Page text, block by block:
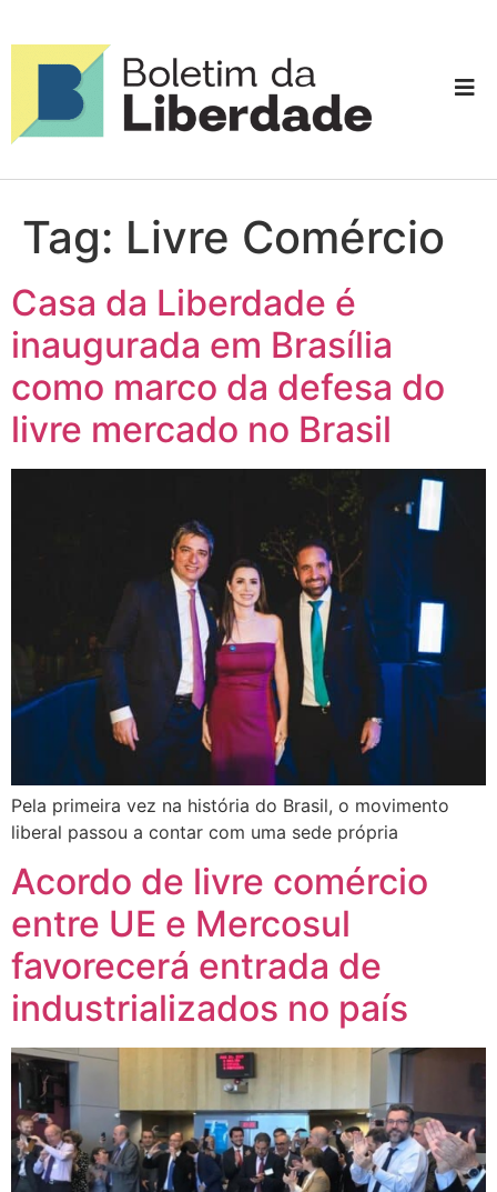
Tag: Livre Comércio
Casa da Liberdade é
inaugurada em Brasília
como marco da defesa do
livre mercado no Brasil
Pela primeira vez na história do Brasil, o movimento
liberal passou a contar com uma sede própria
Acordo de livre comércio
entre UE e Mercosul
favorecerá entrada de
industrializados no país